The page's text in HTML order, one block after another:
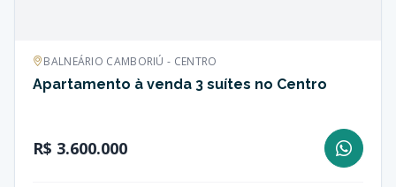
BALNEÁRIO CAMBORIÚ - CENTRO
Apartamento à venda 3 suítes no Centro
R$ 3.600.000